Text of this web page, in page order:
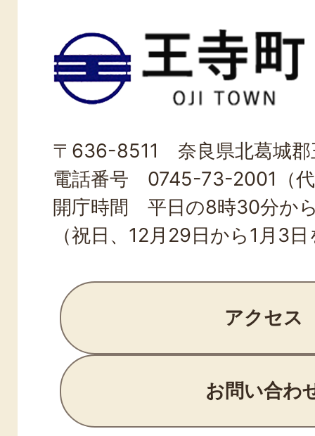
王
寺
町
TOWN
〒636-8511 奈良県北葛城郡
電話番号 0745-73-2001（
開庁時間 平日の8時30分か
（祝日、12月29日から1月3
アクセス
お問い合わ